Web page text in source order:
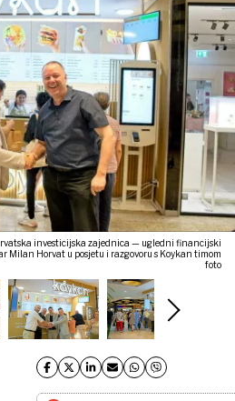
investicijska zajednica — ugledni financijski
Milan Horvat u posjetu i razgovoru s Koykan timom
foto